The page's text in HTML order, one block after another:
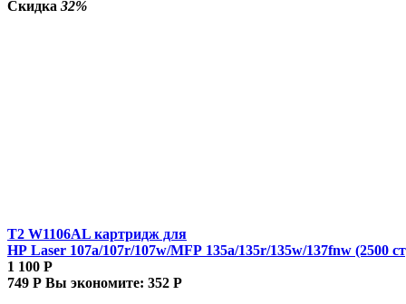
Скидка 32%
T2 W1106AL картридж для
HP Laser 107a/107r/107w/MFP 135a/135r/135w/137fnw (2500
1 100 Р
749 Р Вы экономите: 352 Р